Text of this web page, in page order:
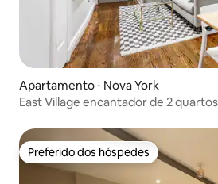
Apartamento ⋅ Nova York
East Village encantador de 2 quartos
Preferido dos hóspedes
Preferido dos hóspedes